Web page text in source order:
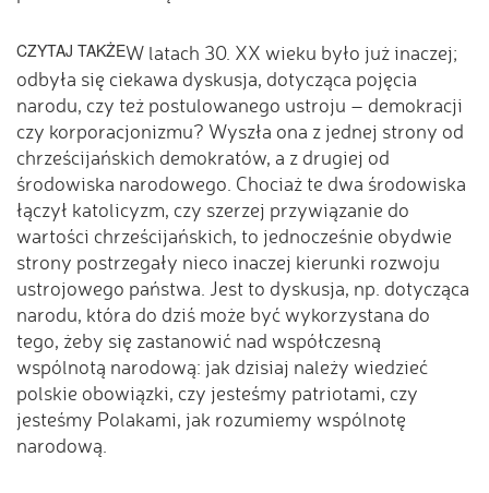
CZYTAJ TAKŻEW latach 30. XX wieku było już inaczej;
odbyła się ciekawa dyskusja, dotycząca pojęcia
narodu, czy też postulowanego ustroju – demokracji
czy korporacjonizmu? Wyszła ona z jednej strony od
chrześcijańskich demokratów, a z drugiej od
środowiska narodowego. Chociaż te dwa środowiska
łączył katolicyzm, czy szerzej przywiązanie do
wartości chrześcijańskich, to jednocześnie obydwie
strony postrzegały nieco inaczej kierunki rozwoju
ustrojowego państwa. Jest to dyskusja, np. dotycząca
narodu, która do dziś może być wykorzystana do
tego, żeby się zastanowić nad współczesną
wspólnotą narodową: jak dzisiaj należy wiedzieć
polskie obowiązki, czy jesteśmy patriotami, czy
jesteśmy Polakami, jak rozumiemy wspólnotę
narodową.